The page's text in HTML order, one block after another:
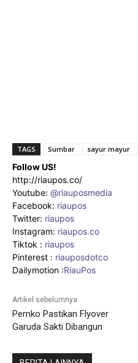
TAGS Sumbar sayur mayur
Follow US!
http://riaupos.co/
Youtube: @riauposmedia
Facebook: riaupos
Twitter: riaupos
Instagram: riaupos.co
Tiktok : riaupos
Pinterest : riauposdotco
Dailymotion :RiauPos
Artikel sebelumnya
Pemko Pastikan Flyover
Garuda Sakti Dibangun